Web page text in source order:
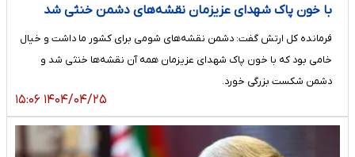
با خون پاک شهدای عزیزمان نقشه‌های دشمن خنثی شد
فرمانده کل ارتش گفت: دشمن نقشه‌های شومی برای کشور ما داشت و خیال
خامی بود که با خون پاک شهدای عزیزمان همه آن نقشه‌ها خنثی شد و
دشمن شکست بزرگی خورد.
۱۴۰۴/۰۴/۲۵ ۱۵:۰۶